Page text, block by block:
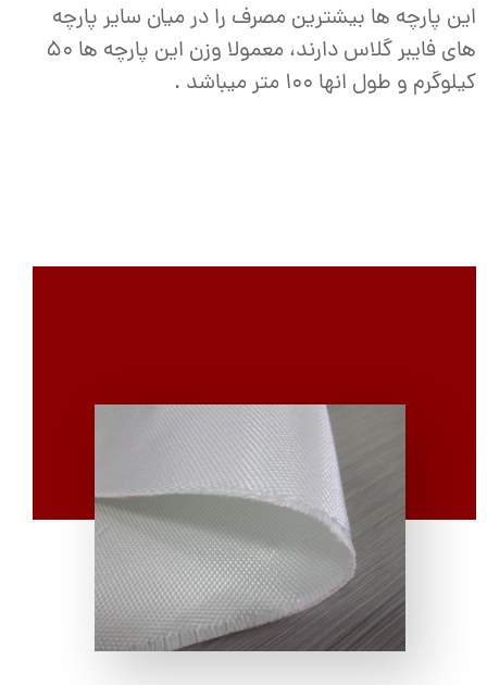
این پارچه ها بیشترین مصرف را در میان سایر پارچه
های فایبر گلاس دارند، معمولا وزن این پارچه ها 50
کیلوگرم و طول انها 100 متر میباشد .